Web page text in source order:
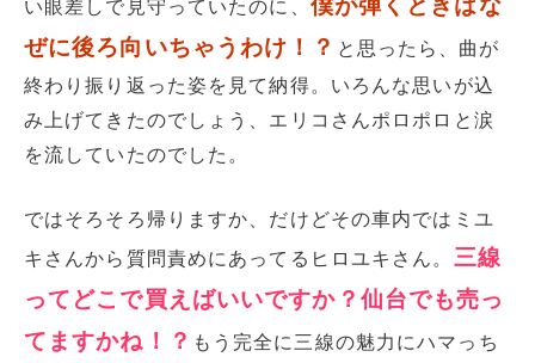
い眼差しで見守っていたのに、
ぜに後ろ向いちゃうわけ！？ と思ったら、曲が
終わり振り返った姿を見て納得。いろんな思いが込
み上げてきたのでしょう、エリコさんポロポロと涙
を流していたのでした。
ではそろそろ帰りますか、だけどその車内ではミユ
キさんから質問責めにあってるヒロユキさん。 三線
ってどこで買えばいいですか？仙台でも売っ
てますかね！？ もう完全に三線の魅力にハマっち